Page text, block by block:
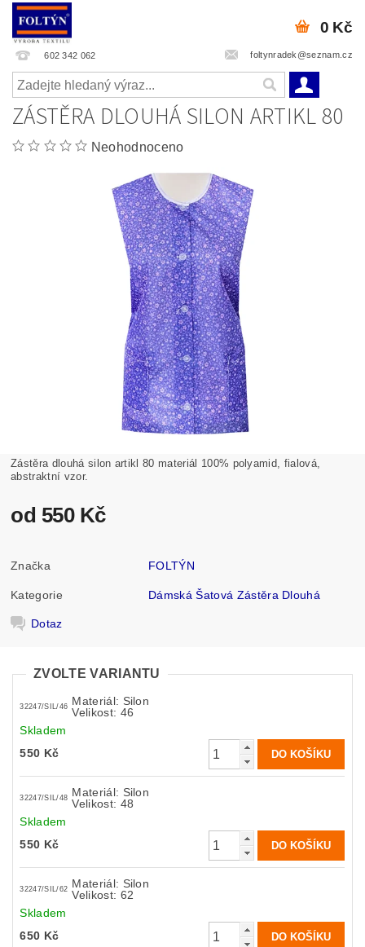
602 342 062 foltynradek@seznam.cz
0 Kč
ZÁSTĚRA DLOUHÁ SILON ARTIKL 80
Neohodnoceno
Zástěra dlouhá silon artikl 80 materiál 100% polyamid, fialová,
abstraktní vzor.
od 550 Kč
Značka FOLTÝN
Kategorie Dámská Šatová Zástěra Dlouhá
Dotaz
ZVOLTE VARIANTU
32247/SIL/46 Materiál: Silon
Velikost: 46
Skladem
550 Kč
32247/SIL/48 Materiál: Silon
Velikost: 48
Skladem
550 Kč
32247/SIL/62 Materiál: Silon
Velikost: 62
Skladem
650 Kč